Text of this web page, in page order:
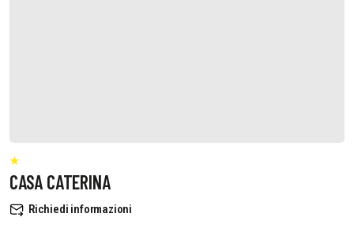
CASA CATERINA
Richiedi informazioni